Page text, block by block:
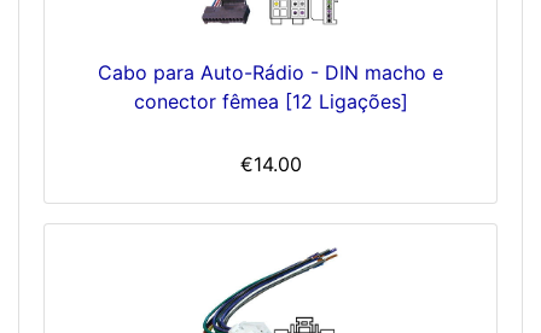
Cabo para Auto-Rádio - DIN macho e
conector fêmea [12 Ligações]
€14.00